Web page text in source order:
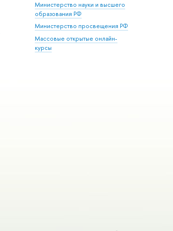
Министерство науки и высшего
образования РФ
Министерство просвещения РФ
Массовые открытые онлайн-
курсы